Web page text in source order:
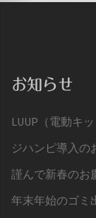
お知らせ
LUUP（電動キ
ジハンピ導入の
謹んで新春のお
年末年始のゴミ